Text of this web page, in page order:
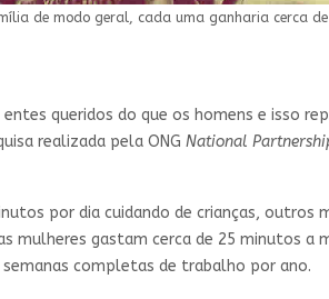
de modo geral, cada uma ganharia cerca
queridos do que os homens e isso
realizada pela ONG National
por dia cuidando de crianças, outros
mulheres gastam cerca de 25 minutos a
completas de trabalho por ano.